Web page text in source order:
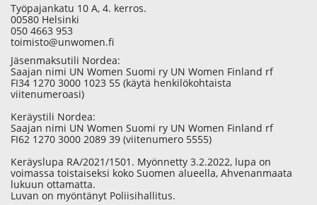
Työpajankatu 10 A, 4. kerros.
00580 Helsinki
050 4663 953
toimisto@unwomen.fi
Jäsenmaksutili Nordea:
Saajan nimi UN Women Suomi ry UN Women Finland rf
FI34 1270 3000 1023 55 (käytä henkilökohtaista
viitenumeroasi)
Keräystili Nordea:
Saajan nimi UN Women Suomi ry UN Women Finland rf
FI62 1270 3000 2089 39 (viitenumero 5555)
Keräyslupa RA/2021/1501. Myönnetty 3.2.2022, lupa on
voimassa toistaiseksi koko Suomen alueella, Ahvenanmaata
lukuun ottamatta.
Luvan on myöntänyt Poliisihallitus.